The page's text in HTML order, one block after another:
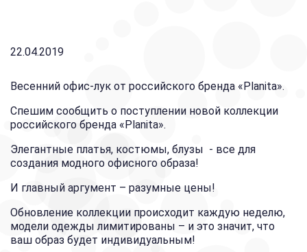
22.04.2019
Весенний офис-лук от российского бренда «Planita».
Спешим сообщить о поступлении новой коллекции
российского бренда «Planita».
Элегантные платья, костюмы, блузы - все для
создания модного офисного образа!
И главный аргумент – разумные цены!
Обновление коллекции происходит каждую неделю,
модели одежды лимитированы – и это значит, что
ваш образ будет индивидуальным!